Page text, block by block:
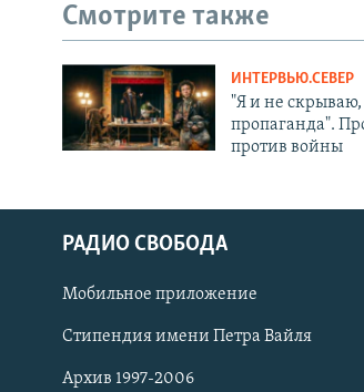
СОЦИАЛЬНЫЕ СЕТИ
Смотрите также
ИНТЕРВЬЮ.СЕВЕР
"Я и не скрываю,
пропаганда".
против войны
РАДИО СВОБОДА
Мобильное приложение
Стипендия имени Петра Вайля
Архив 1997-2006